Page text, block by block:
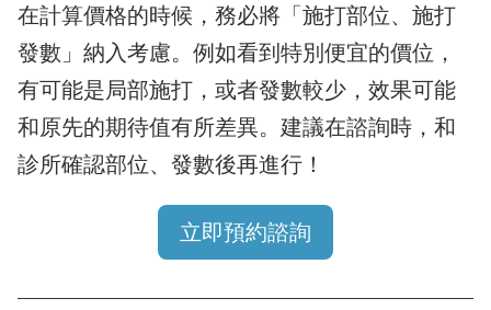
在計算價格的時候，務必將「施打部位、施打
發數」納入考慮。例如看到特別便宜的價位，
有可能是局部施打，或者發數較少，效果可能
和原先的期待值有所差異。建議在諮詢時，和
診所確認部位、發數後再進行！
立即預約諮詢